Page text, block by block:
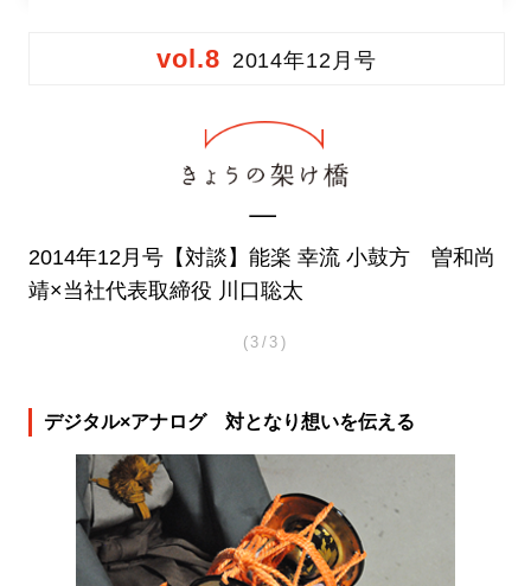
vol.8 2014年12月号
2014年12月号【対談】能楽 幸流 小鼓方 曽和尚
靖×当社代表取締役 川口聡太
(3/3)
デジタル×アナログ 対となり想いを伝える